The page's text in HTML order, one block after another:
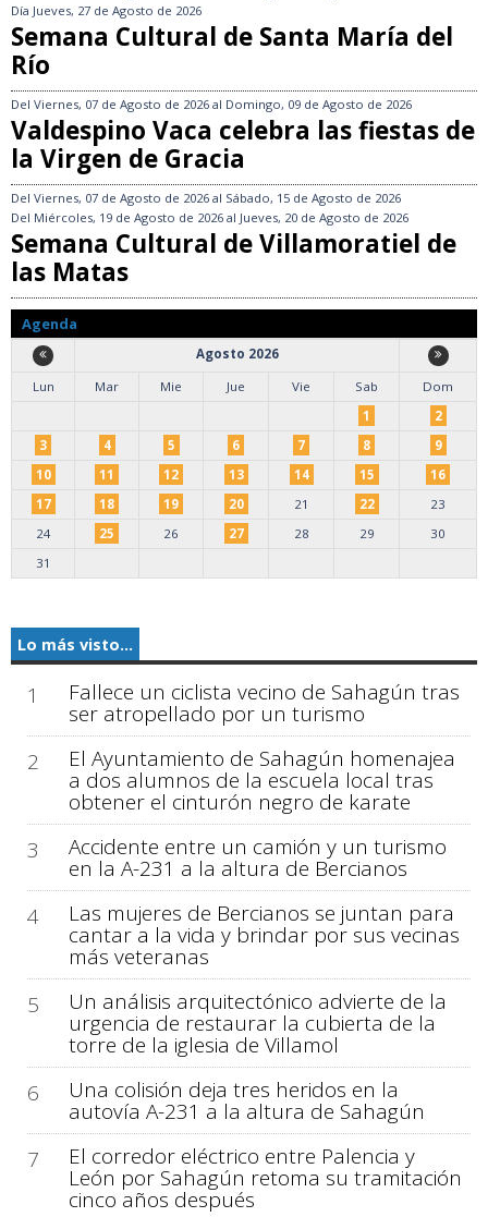
Día Jueves, 27 de Agosto de 2026
Semana Cultural de Santa María del
Río
Del Viernes, 07 de Agosto de 2026 al Domingo, 09 de Agosto de 2026
Valdespino Vaca celebra las fiestas de
la Virgen de Gracia
Del Viernes, 07 de Agosto de 2026 al Sábado, 15 de Agosto de 2026
Del Miércoles, 19 de Agosto de 2026 al Jueves, 20 de Agosto de 2026
Semana Cultural de Villamoratiel de
las Matas
Agenda
Agosto 2026
Lun
Mar Mie Jue Vie Sab
Dom
1
2
3
4 5 6 7 8
9
10
11 12 13 14 15
16
17
18 19 20 21 22
23
24
25 26 27 28 29
30
31
Lo más visto...
1 Fallece un ciclista vecino de Sahagún tras
ser atropellado por un turismo
2
El Ayuntamiento de Sahagún homenajea
a dos alumnos de la escuela local tras
obtener el cinturón negro de karate
3
Accidente entre un camión y un turismo
en la A-231 a la altura de Bercianos
4
Las mujeres de Bercianos se juntan para
cantar a la vida y brindar por sus vecinas
más veteranas
5
Un análisis arquitectónico advierte de la
urgencia de restaurar la cubierta de la
torre de la iglesia de Villamol
6
Una colisión deja tres heridos en la
autovía A-231 a la altura de Sahagún
7
El corredor eléctrico entre Palencia y
León por Sahagún retoma su tramitación
cinco años después